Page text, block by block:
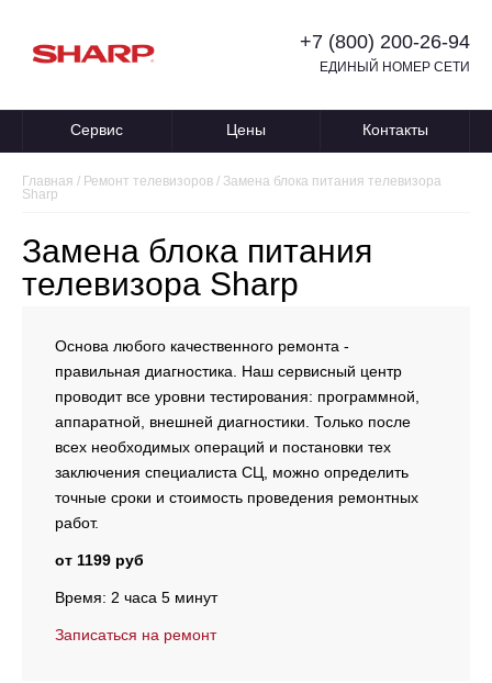
+7 (800) 200-26-94
ЕДИНЫЙ НОМЕР СЕТИ
Сервис Цены Контакты
Главная / Ремонт телевизоров / Замена блока питания телевизора
Sharp
Замена блока питания
телевизора Sharp
Основа любого качественного ремонта -
правильная диагностика. Наш сервисный центр
проводит все уровни тестирования: программной,
аппаратной, внешней диагностики. Только после
всех необходимых операций и постановки тех
заключения специалиста СЦ, можно определить
точные сроки и стоимость проведения ремонтных
работ.
от 1199 руб
Время: 2 часа 5 минут
Записаться на ремонт